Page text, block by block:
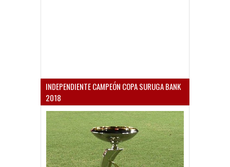
INDEPENDIENTE CAMPEÓN COPA SURUGA BANK
2018